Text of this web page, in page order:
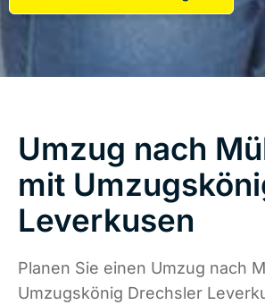
Umzug nach
mit
Leverkusen
Planen Sie einen Umzug nach
Umzugskönig Drechsler